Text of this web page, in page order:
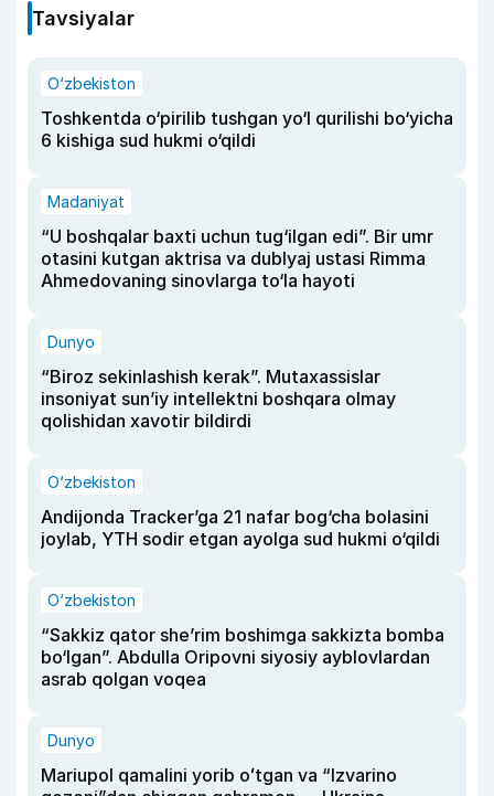
Tavsiyalar
O‘zbekiston
Toshkentda o‘pirilib tushgan yo‘l qurilishi bo‘yicha
6 kishiga sud hukmi o‘qildi
Madaniyat
“U boshqalar baxti uchun tug‘ilgan edi”. Bir umr
otasini kutgan aktrisa va dublyaj ustasi Rimma
Ahmedovaning sinovlarga to‘la hayoti
Dunyo
“Biroz sekinlashish kerak”. Mutaxassislar
insoniyat sun’iy intellektni boshqara olmay
qolishidan xavotir bildirdi
O‘zbekiston
Andijonda Tracker’ga 21 nafar bog‘cha bolasini
joylab, YTH sodir etgan ayolga sud hukmi o‘qildi
O‘zbekiston
“Sakkiz qator she’rim boshimga sakkizta bomba
bo‘lgan”. Abdulla Oripovni siyosiy ayblovlardan
asrab qolgan voqea
Dunyo
Mariupol qamalini yorib oʻtgan va “Izvarino